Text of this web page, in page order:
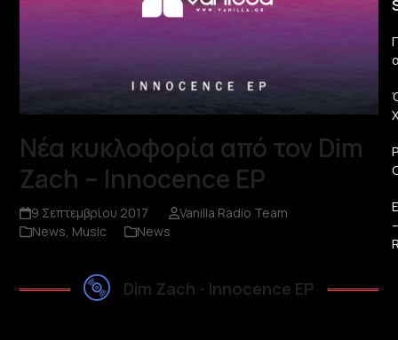
Νέα κυκλοφορία από τον Dim
Zach – Innocence EP
9 Σεπτεμβρίου 2017
Vanilla Radio Team
News, Music News
Dim Zach - Innocence EP
–